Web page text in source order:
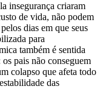
insegurança criaram
de vida, não podem
dias em que seus
para
também é sentida
pais não conseguem
colapso que afeta todo
das